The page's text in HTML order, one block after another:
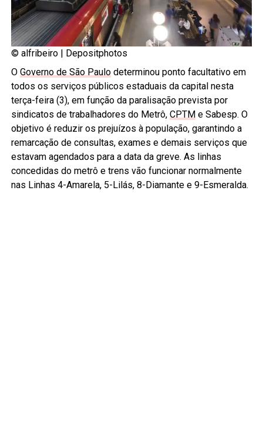
© alfribeiro | Depositphotos
O Governo de São Paulodeterminou ponto facultativo em
todos os serviços públicos estaduais da capital nesta
terça-feira (3), em função da paralisação prevista por
sindicatos de trabalhadores do Metrô, CPTMe Sabesp. O
objetivo é reduzir os prejuízos à população, garantindo a
remarcação de consultas, exames e demais serviços que
estavam agendados para a data da greve. As linhas
concedidas do metrô e trens vão funcionar normalmente
nas Linhas 4-Amarela, 5-Lilás, 8-Diamante e 9-Esmeralda.